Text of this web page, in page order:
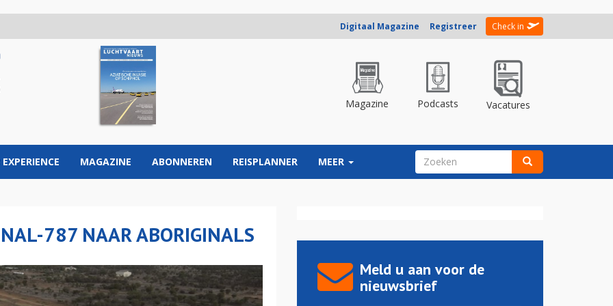
Digitaal Magazine Registreer Check in
Magazine Podcasts Vacatures
EXPERIENCE MAGAZINE ABONNEREN REISPLANNER MEER ZOEKVELD
787 NAAR ABORIGINALS
Meld u aan voor de
nieuwsbrief